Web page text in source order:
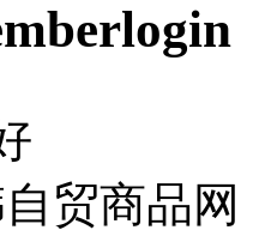
login
贸商品网